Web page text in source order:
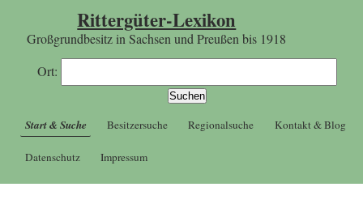
Rittergüter-Lexikon
Großgrundbesitz in Sachsen und Preußen bis 1918
Ort:
Start & Suche Besitzersuche Regionalsuche Kontakt & Blog
Datenschutz Impressum